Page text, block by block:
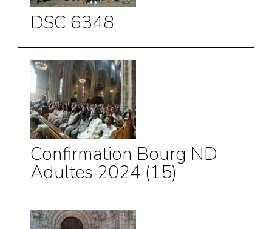
DSC 6348
Confirmation Bourg ND
Adultes 2024 (15)